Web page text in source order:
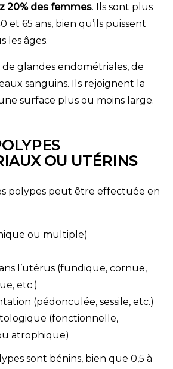
20% des femmes. Ils sont plus
65 ans, bien qu’ils puissent
les âges.
de glandes endométriales, de
sanguins. Ils rejoignent la
surface plus ou moins large.
OU UTÉRINS
polypes peut être effectuée en
ou multiple)
l’utérus (fundique, cornue,
etc.)
(pédonculée, sessile, etc.)
(fonctionnelle,
atrophique)
sont bénins, bien que 0,5 à